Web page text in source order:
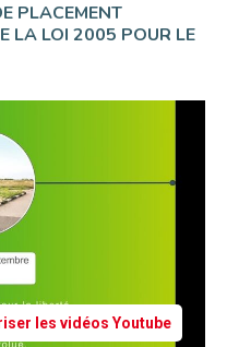
PLACEMENT
LA LOI 2005 POUR LE
les vidéos Youtube